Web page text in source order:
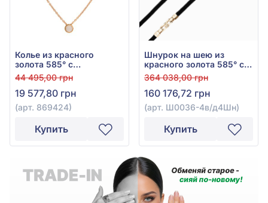
Колье из красного
золота 585° с
перламутром, арт.
869424
44 495,00 грн
19 577,80 грн
(арт. 869424)
Купить
Шнурок на шею из
красного золота 585° с
чёрным шёлком и
чёрными
куб.окс.циркония, арт.
Ш0036-4в/д4Шн
364 038,00 грн
160 176,72 грн
(арт. Ш0036-4в/д4Шн)
Купить